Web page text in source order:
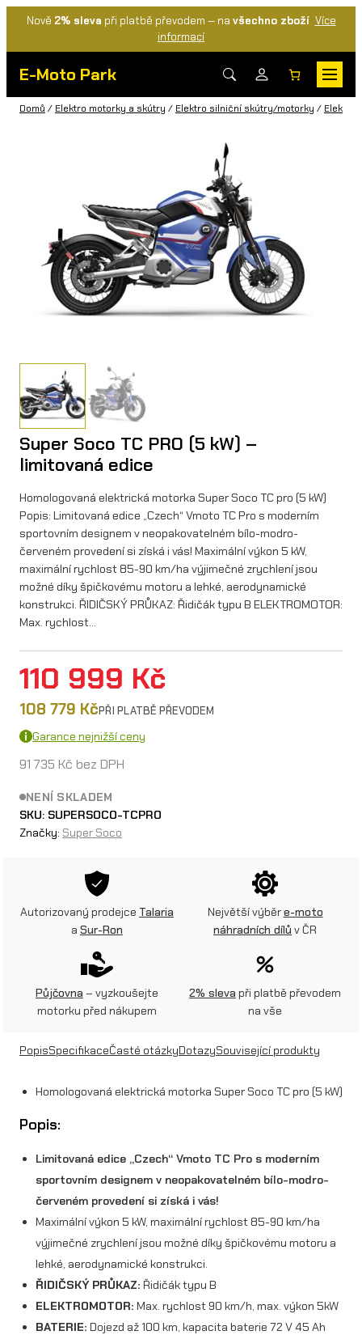
Nově 2% sleva při platbě převodem — na všechno zboží Více
informací
E-Moto Park
Domů / Elektro motorky a skútry / Elektro silniční skútry/motorky /
Super Soco TC PRO (5 kW) –
limitovaná edice
Homologovaná elektrická motorka Super Soco TC pro (5 kW)
Popis: Limitovaná edice „Czech“ Vmoto TC Pro s moderním
sportovním designem v neopakovatelném bílo-modro-
červeném provedení si získá i vás! Maximální výkon 5 kW,
maximální rychlost 85-90 km/ha výjimečné zrychlení jsou
možné díky špičkovému motoru a lehké, aerodynamické
konstrukci. ŘIDIČSKÝ PRŮKAZ: Řidičák typu B ELEKTROMOTOR:
Max. rychlost…
110 999 Kč
108 779 KčPŘI PLATBĚ PŘEVODEM
Garance nejnižší ceny
91 735 Kč bez DPH
NENÍ SKLADEM
SKU: SUPERSOCO-TCPRO
Značky: Super Soco
Autorizovaný prodejce Talaria
a Sur-Ron
Největší výběre-moto
náhradních dílů v ČR
Půjčovna – vyzkoušejte
motorku před nákupem
2% sleva při platbě převodem
na vše
PopisSpecifikaceČasté otázkyDotazySouvisející produkty
Homologovaná elektrická motorka Super Soco TC pro (5 kW)
Popis:
Limitovaná edice „Czech“ Vmoto TC Pro s moderním
sportovním designem v neopakovatelném bílo-modro-
červeném provedení si získá i vás!
Maximální výkon 5 kW, maximální rychlost 85-90 km/ha
výjimečné zrychlení jsou možné díky špičkovému motoru a
lehké, aerodynamické konstrukci.
ŘIDIČSKÝ PRŮKAZ: Řidičák typu B
ELEKTROMOTOR: Max. rychlost 90 km/h, max. výkon 5kW
BATERIE: Dojezd až 100 km, kapacita baterie 72 V 45 Ah